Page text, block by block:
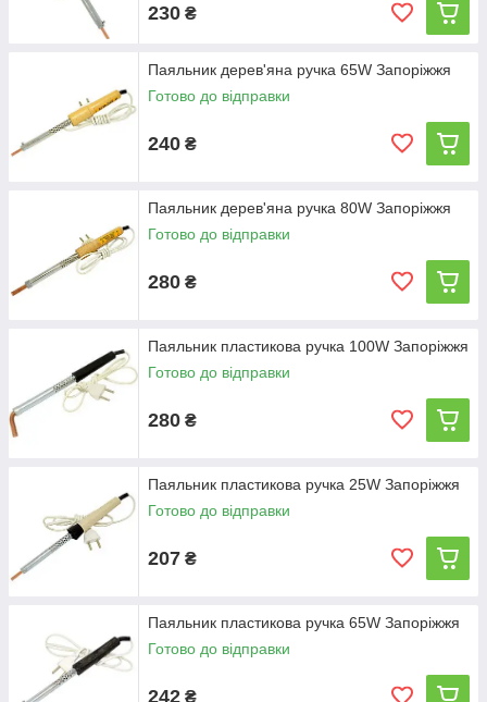
230 ₴
Паяльник дерев'яна ручка 65W Запоріжжя
Готово до відправки
240 ₴
Паяльник дерев'яна ручка 80W Запоріжжя
Готово до відправки
280 ₴
Паяльник пластикова ручка 100W Запоріжжя
Готово до відправки
280 ₴
Паяльник пластикова ручка 25W Запоріжжя
Готово до відправки
207 ₴
Паяльник пластикова ручка 65W Запоріжжя
Готово до відправки
242 ₴